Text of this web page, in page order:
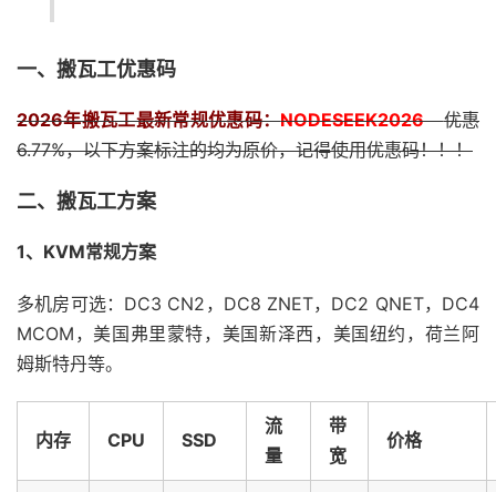
一、搬瓦工优惠码
2026年搬瓦工最新常规优惠码：NODESEEK2026优惠
6.77%，以下方案标注的均为原价，记得使用优惠码！！！
二、搬瓦工方案
1、KVM常规方案
多机房可选：DC3 CN2，DC8 ZNET，DC2 QNET，DC4
MCOM，美国弗里蒙特，美国新泽西，美国纽约，荷兰阿
姆斯特丹等。
内存 CPU SSD
流
量
带
宽
价格